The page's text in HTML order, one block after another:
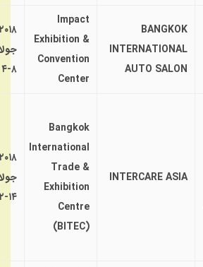
BANGKOK
INTERNATIONAL
AUTO SALON
Impact
Exhibition &
Convention
Center
۲۰۱۸
۸-۴
INTERCARE ASIA
Bangkok
International
Trade &
Exhibition
Centre
(BITEC)
۲۰۱۸
۱۴-۱۲